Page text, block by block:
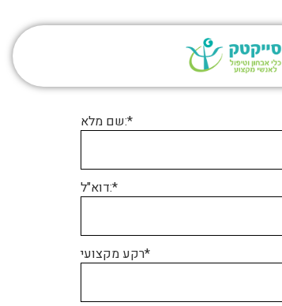
שם מלא:*
דוא"ל:*
רקע מקצועי*